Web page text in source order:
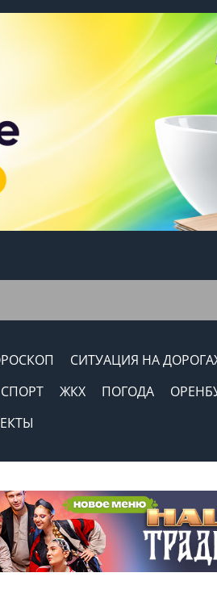
СИТУАЦИЯ НА
СПОРТ ЖКХ ПОГОДА